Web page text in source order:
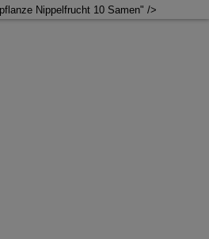
Nippelfrucht 10 Samen" />